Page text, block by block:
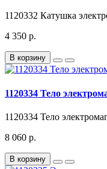
1120332 Катушка
4 350 р.
В корзину
1120334 Тело
1120334 Тело
8 060 р.
В корзину